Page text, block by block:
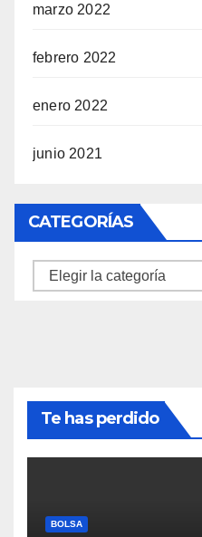
marzo 2022
febrero 2022
enero 2022
junio 2021
CATEGORÍAS
Categorías
Te has perdido
BOLSA